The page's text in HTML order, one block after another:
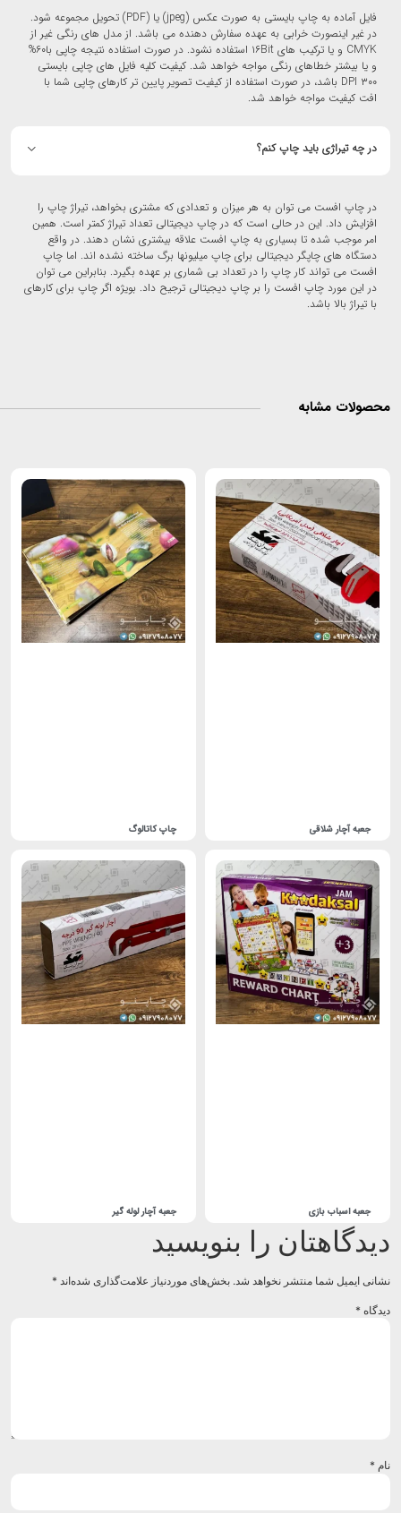
فایل آماده به چاپ بایستی به صورت عکس (jpeg) یا (PDF) تحویل مجموعه شود.
در غیر اینصورت خرابی به عهده سفارش دهنده می باشد. از مدل های رنگی غیر از
CMYK و یا ترکیب های ۱۶Bit استفاده نشود. در صورت استفاده نتیجه چاپی با۶۰%
و یا بیشتر خطاهای رنگی مواجه خواهد شد. کیفیت کلیه فایل های چاپی بایستی
۳۰۰ DPI باشد، در صورت استفاده از کیفیت تصویر پایین تر کارهای چاپی شما با
افت کیفیت مواجه خواهد شد.
در چه تیراژی باید چاپ کنم؟
در چاپ افست می توان به هر میزان و تعدادی که مشتری بخواهد، تیراژ چاپ را
افزایش داد. این در حالی است که در چاپ دیجیتالی تعداد تیراژ کمتر است. همین
امر موجب شده تا بسیاری به چاپ افست علاقه بیشتری نشان دهند. در واقع
دستگاه های چاپگر دیجیتالی برای چاپ میلیونها برگ ساخته نشده اند. اما چاپ
افست می تواند کار چاپ را در تعداد بی شماری بر عهده بگیرد. بنابراین می توان
در این مورد چاپ افست را بر چاپ دیجیتالی ترجیح داد. بویژه اگر چاپ برای کارهای
با تیراژ بالا باشد.
مشابه
جعبه آچار شلاقی چاپ کاتالوگ
جعبه اسباب بازی جعبه آچار لوله گیر
را بنویسید
ایمیل شما منتشر نخواهد شد. بخش‌های موردنیاز علامت‌گذاری شده‌اند*
*
*